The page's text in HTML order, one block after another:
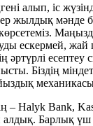
алып, іс
жылдық мәнде
ескермей, жай
әртүрлі есептеу
Біздің
– Halyk Bank,
алдық. Барлық